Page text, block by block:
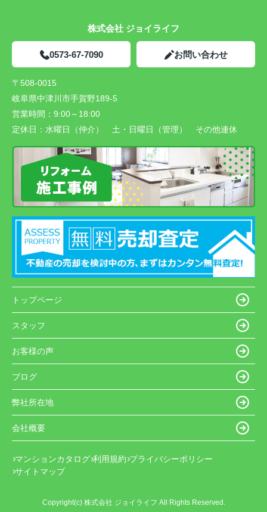
株式会社 ジョイライフ
0573-67-7090 お問い合わせ
〒508-0015
岐阜県中津川市手賀野189-5
営業時間： 9:00～18:00
定休日： 水曜日（仲介） 土・日曜日（管理） その他連休
トップページ
スタッフ
お客様の声
ブログ
弊社所在地
会社概要
マンションカタログ 利用規約 プライバシーポリシー
サイトマップ
Copyright(c) 株式会社 ジョイライフ All Rights Reserved.